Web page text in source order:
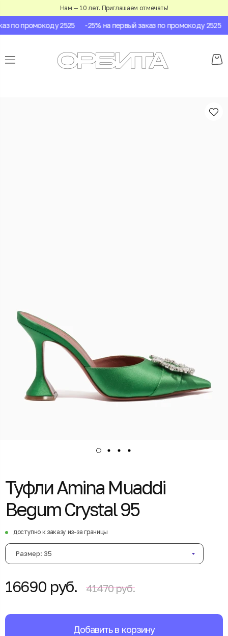
Нам — 10 лет. Приглашаем отмечать!
по промокоду 2525 -25% на первый заказ по промокоду 2525
Туфли Amina Muaddi
Begum Crystal 95
доступно к заказу из-за границы
Размер: 35
16690 руб. 41470 руб.
Добавить в корзину